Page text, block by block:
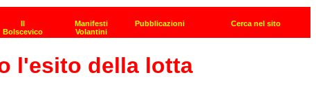
l'esito della lotta